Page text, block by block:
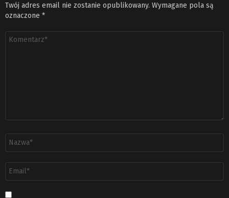
Twój adres email nie zostanie opublikowany. Wymagane pola są
oznaczone *
email
*